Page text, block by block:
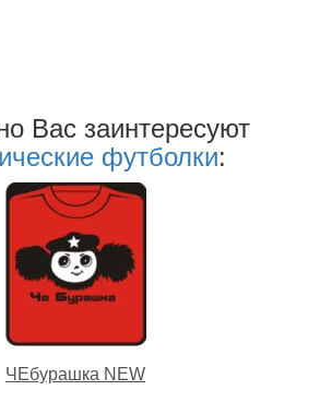
Ваc заинтересуют
футболки:
ЧЕбурашка NEW